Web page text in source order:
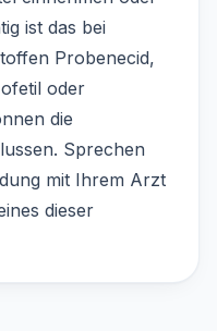
ist das bei
Probenecid,
oder
die
Sprechen
mit Ihrem Arzt
dieser